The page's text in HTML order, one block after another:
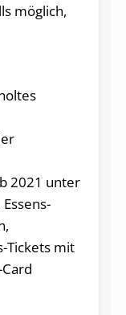
möglich,
2021 unter
Tickets mit